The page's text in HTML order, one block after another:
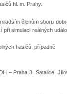
hl. m. Prahy.
členům sboru
simulaci reálných
hasičů, případně
– Praha 3, Satalice,